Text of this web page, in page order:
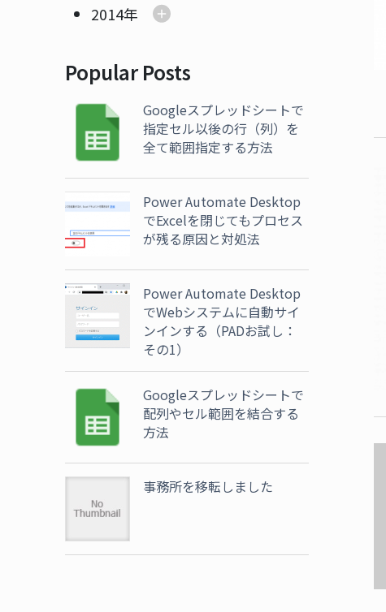
2014年
Popular Posts
Googleスプレッドシートで
指定セル以後の行（列）を
全て範囲指定する方法
Power Automate Desktop
でExcelを閉じてもプロセス
が残る原因と対処法
Power Automate Desktop
でWebシステムに自動サイ
ンインする（PADお試し：
その1）
Googleスプレッドシートで
配列やセル範囲を結合する
方法
事務所を移転しました